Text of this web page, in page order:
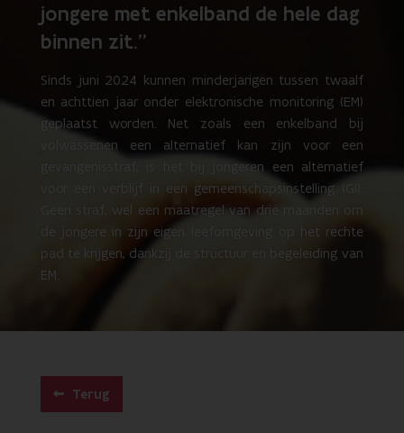
jongere met enkelband de hele dag
binnen zit.”
Sinds juni 2024 kunnen minderjarigen tussen twaalf
en achttien jaar onder elektronische monitoring (EM)
geplaatst worden. Net zoals een enkelband bij
volwassenen een alternatief kan zijn voor een
gevangenisstraf, is het bij jongeren een alternatief
voor een verblijf in een gemeenschapsinstelling (GI).
Geen straf, wel een maatregel van drie maanden om
de jongere in zijn eigen leefomgeving op het rechte
pad te krijgen, dankzij de structuur en begeleiding van
EM.
Terug